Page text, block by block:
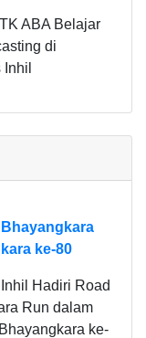
ABA Belajar
di
ke-80
Hadiri Road
Run dalam
ke-